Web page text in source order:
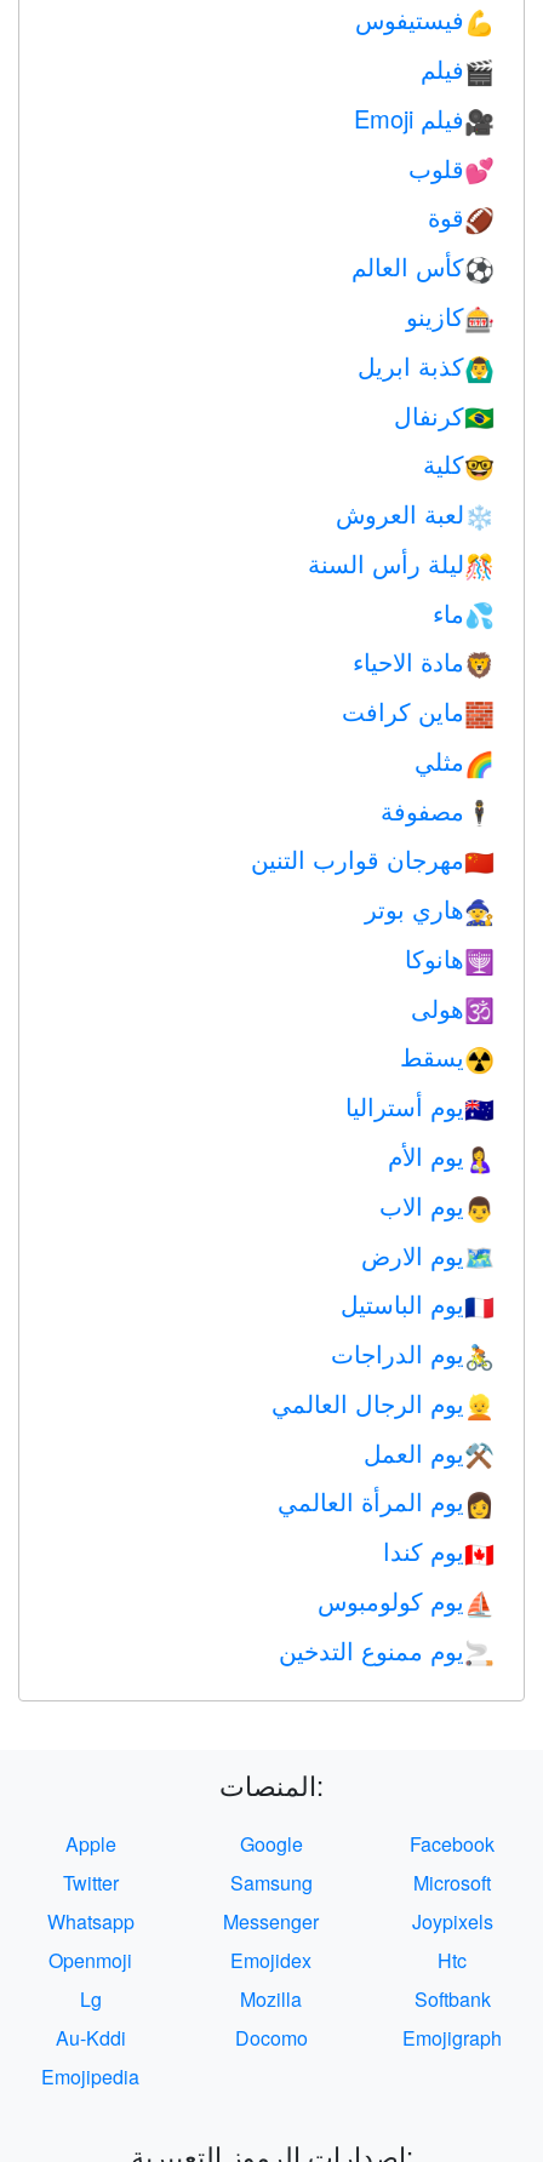
💪 فيستيفوس
🎬فيلم
🎥فيلم Emoji
💕قلوب
🏈قوة
⚽كأس العالم
🎰كازينو
🙆‍♂️كذبة ابريل
🇧🇷كرنفال
🤓كلية
❄️لعبة العروش
🎊ليلة رأس السنة
💦ماء
🦁مادة الاحياء
🧱ماين كرافت
🌈مثلي
🕴️ مصفوفة
🇨🇳مهرجان قوارب التنين
🧙هاري بوتر
🕎هانوكا
🕉هولى
☢️يسقط
🇦🇺يوم أستراليا
🤱 يوم الأم
👨 يوم الاب
🗺️يوم الارض
🇫🇷يوم الباستيل
🚴يوم الدراجات
👱 يوم الرجال العالمي
⚒️يوم العمل
👩 يوم المرأة العالمي
🇨🇦يوم كندا
⛵️ يوم كولومبوس
🚬يوم ممنوع التدخين
المنصات:
Apple Google
Facebook
Twitter
Samsung
Microsoft
Whatsapp
Messenger
Joypixels
Openmoji
Emojidex
Htc
Lg
Mozilla
Softbank
Au-Kddi
Docomo
Emojigraph
Emojipedia